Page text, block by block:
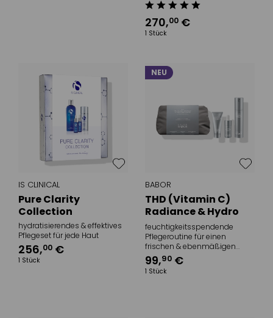
270,00 €
1 Stück
IS CLINICAL
Pure Clarity
Collection
hydratisierendes & effektives
Pflegeset für jede Haut
256,00 €
1 Stück
NEU
BABOR
THD (Vitamin C)
Radiance & Hydro
Filler Routine Set
feuchtigkeitsspendende
Pflegeroutine für einen
frischen & ebenmäßigen
Teint
99,90 €
1 Stück